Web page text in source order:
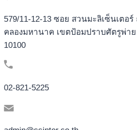
579/11-12-13 ซอย สวนมะลิเซ็นเตอร์
คลองมหานาค เขตป้อมปราบศัตรูพ่า
10100
02-821-5225